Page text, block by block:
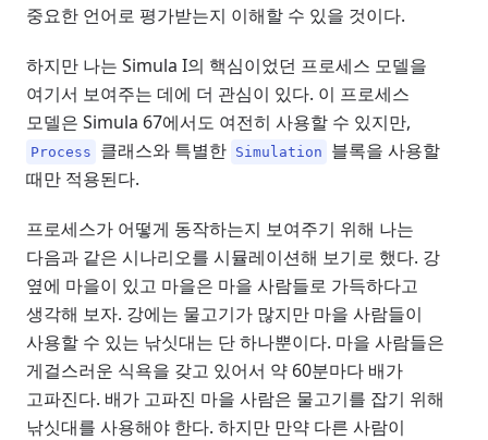
중요한 언어로 평가받는지 이해할 수 있을 것이다.
하지만 나는 Simula I의 핵심이었던 프로세스 모델을
여기서 보여주는 데에 더 관심이 있다. 이 프로세스
모델은 Simula 67에서도 여전히 사용할 수 있지만,
Process 클래스와 특별한 Simulation
블록을 사용할
때만 적용된다.
프로세스가 어떻게 동작하는지 보여주기 위해 나는
다음과 같은 시나리오를 시뮬레이션해 보기로 했다. 강
옆에 마을이 있고 마을은 마을 사람들로 가득하다고
생각해 보자. 강에는 물고기가 많지만 마을 사람들이
사용할 수 있는 낚싯대는 단 하나뿐이다. 마을 사람들은
게걸스러운 식욕을 갖고 있어서 약 60분마다 배가
고파진다. 배가 고파진 마을 사람은 물고기를 잡기 위해
낚싯대를 사용해야 한다. 하지만 만약 다른 사람이